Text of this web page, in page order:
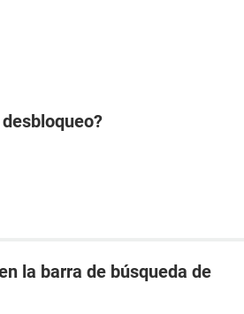
la barra de búsqueda de